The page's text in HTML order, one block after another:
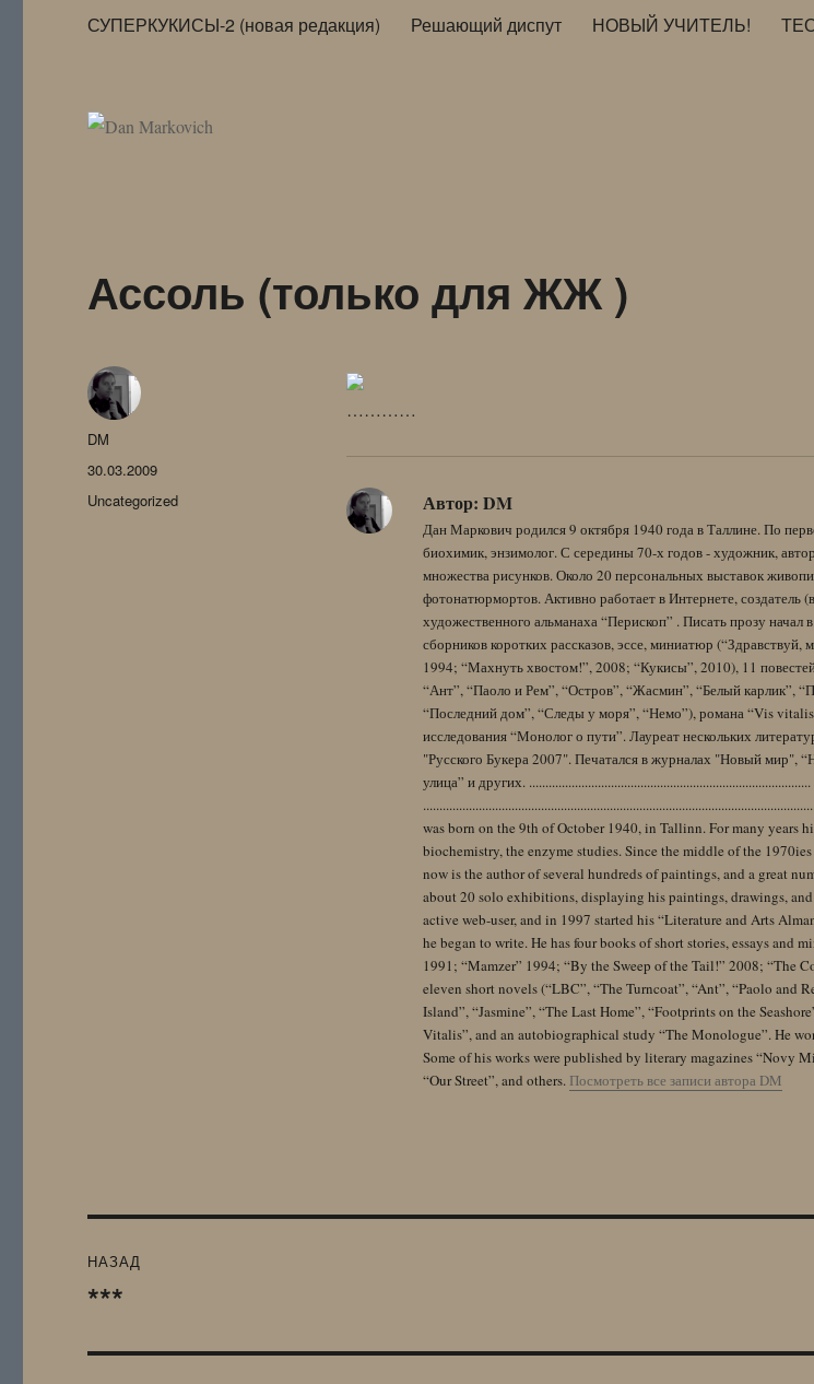
СУПЕРКУКИСЫ-2 (новая редакция)
Решающий диспут НОВЫЙ УЧИТЕЛЬ!
Ассоль (только для ЖЖ )
…………
Автор: DM
Дан Маркович родился 9 октября 1940 года в Таллине. По
биохимик, энзимолог. С середины 70-х годов - художник,
множества рисунков. Около 20 персональных выставок
фотонатюрмортов. Активно работает в Интернете, создатель
художественного альманаха “Перископ” . Писать прозу начал
сборников коротких рассказов, эссе, миниатюр
1994; “Махнуть хвостом!”, 2008; “Кукисы”, 2010), 11
“Ант”, “Паоло и Рем”, “Остров”, “Жасмин”, “Белый карлик”,
“Последний дом”, “Следы у моря”, “Немо”), романа “Vis
исследования “Монолог о пути”. Лауреат нескольких
"Русского Букера 2007". Печатался в журналах "Новый мир",
улица” и других. ......................................................................................
was born on the 9th of October 1940, in Tallinn. For many years
biochemistry, the enzyme studies. Since the middle of the
now is the author of several hundreds of paintings, and a great
about 20 solo exhibitions, displaying his paintings, drawings,
active web-user, and in 1997 started his “Literature and Arts
he began to write. He has four books of short stories, essays and
1991; “Mamzer” 1994; “By the Sweep of the Tail!” 2008; “The
eleven short novels (“LBC”, “The Turncoat”, “Ant”, “Paolo and
Island”, “Jasmine”, “The Last Home”, “Footprints on the
Vitalis”, and an autobiographical study “The Monologue”. He
Some of his works were published by literary magazines “Novy
“Our Street”, and others. Посмотреть все записи автора DM
Автор
DM
Опубликовано
30.03.2009
Рубрики
Uncategorized
по
НАЗАД
Предыдущая
***